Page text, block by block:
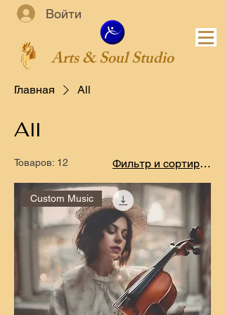
Войти
Arts & Soul Studio
Главная All
All
Товаров: 12 Фильтр и сортировка
Custom Music